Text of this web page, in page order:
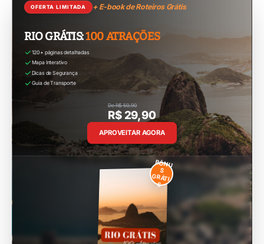
OFERTA LIMITADA + E-book de Roteiros Grátis
RIO GRÁTIS:100 ATRAÇÕES
120+ páginas detalhadas
Mapa Interativo
Dicas de Segurança
Guia de Transporte
De R$ 59,90
R$ 29,90
APROVEITAR AGORA
BÔNU
S
GRÁTI
S